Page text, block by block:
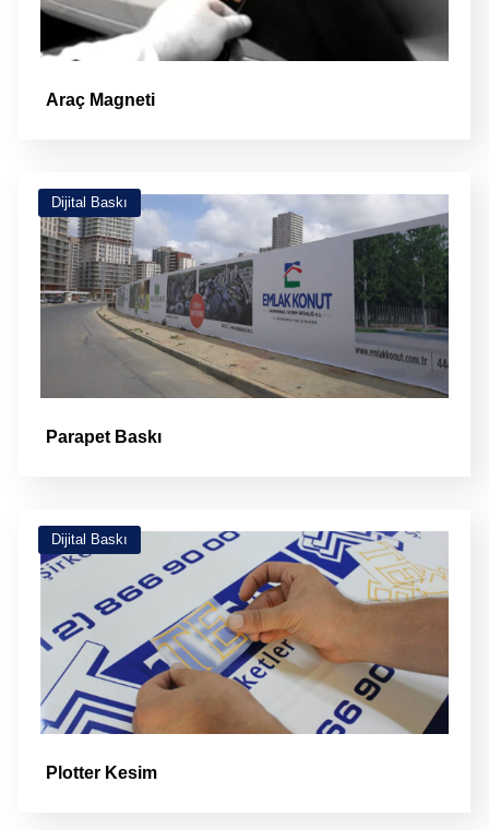
Araç Magneti
Dijital Baskı
Parapet Baskı
Dijital Baskı
Plotter Kesim